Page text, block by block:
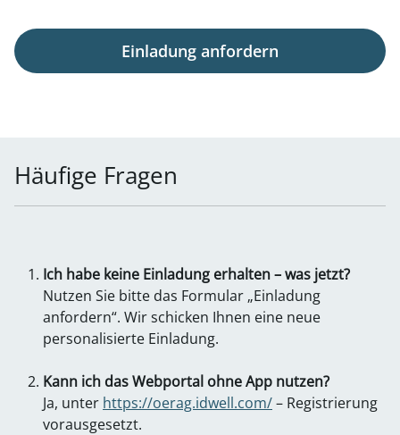
Einladung anfordern
Häufige Fragen
Ich habe keine Einladung erhalten – was jetzt?
Nutzen Sie bitte das Formular „Einladung
anfordern“. Wir schicken Ihnen eine neue
personalisierte Einladung.
Kann ich das Webportal ohne App nutzen?
Ja, unter https://oerag.idwell.com/– Registrierung
vorausgesetzt.